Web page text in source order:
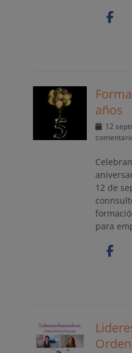
años
Publicado
el
12
12 de
para